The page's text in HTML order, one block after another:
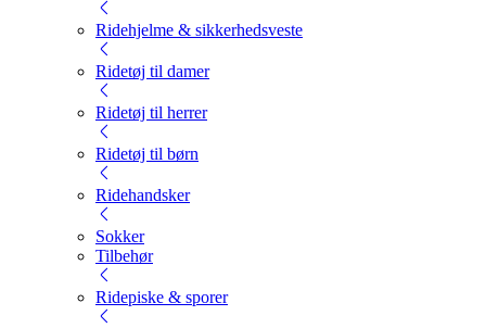
Ridehjelme & sikkerhedsveste
Ridetøj til damer
Ridetøj til herrer
Ridetøj til børn
Ridehandsker
Sokker
Tilbehør
Ridepiske & sporer